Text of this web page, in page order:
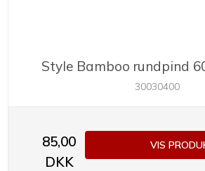
Style Bamboo rundpind
30030400
85,00
DKK
VIS